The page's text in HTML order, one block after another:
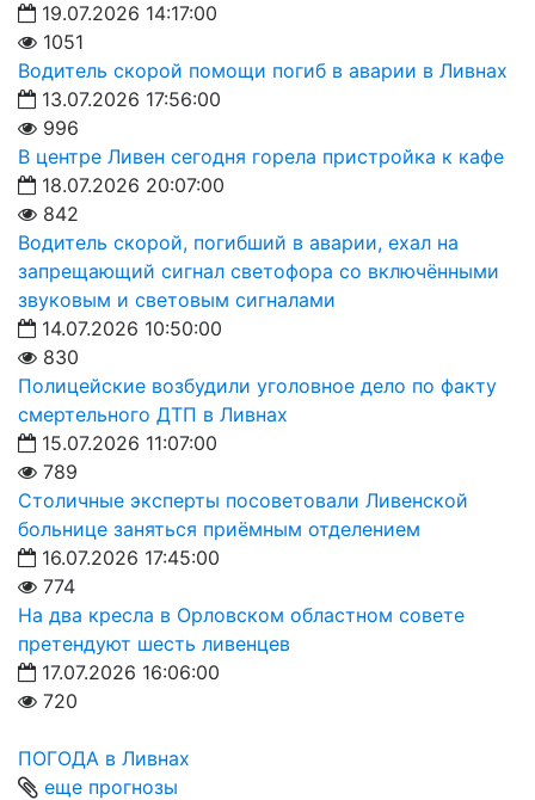
19.07.2026 14:17:00
1051
Водитель скорой помощи погиб в аварии в Ливнах
13.07.2026 17:56:00
996
В центре Ливен сегодня горела пристройка к кафе
18.07.2026 20:07:00
842
Водитель скорой, погибший в аварии, ехал на
запрещающий сигнал светофора со включёнными
звуковым и световым сигналами
14.07.2026 10:50:00
830
Полицейские возбудили уголовное дело по факту
смертельного ДТП в Ливнах
15.07.2026 11:07:00
789
Столичные эксперты посоветовали Ливенской
больнице заняться приёмным отделением
16.07.2026 17:45:00
774
На два кресла в Орловском областном совете
претендуют шесть ливенцев
17.07.2026 16:06:00
720
ПОГОДА в Ливнах
еще прогнозы